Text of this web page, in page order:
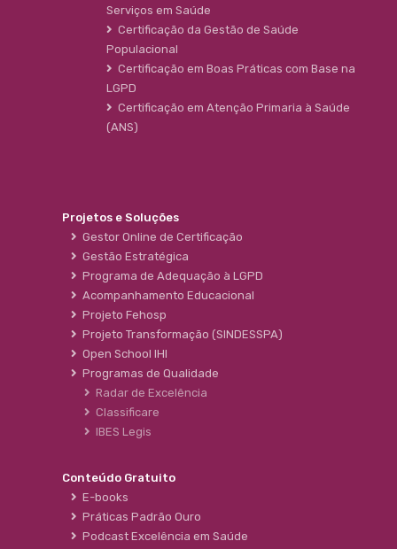
Serviços em Saúde
Certificação da Gestão de Saúde
Populacional
Certificação em Boas Práticas com Base na
LGPD
Certificação em Atenção Primaria à Saúde
(ANS)
Projetos e Soluções
Gestor Online de Certificação
Gestão Estratégica
Programa de Adequação à LGPD
Acompanhamento Educacional
Projeto Fehosp
Projeto Transformação (SINDESSPA)
Open School IHI
Programas de Qualidade
Radar de Excelência
Classificare
IBES Legis
Conteúdo Gratuito
E-books
Práticas Padrão Ouro
Podcast Excelência em Saúde